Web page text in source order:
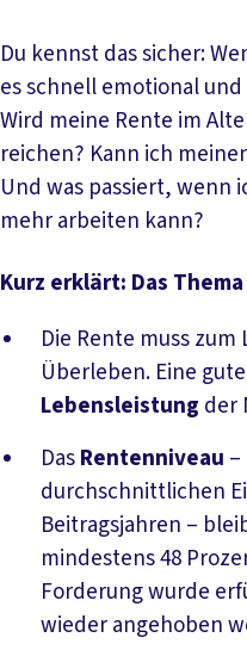
Du kennst das sicher:
es schnell emotional
Wird meine Rente im
reichen? Kann ich
Und was passiert, wenn
mehr arbeiten kann?
Kurz erklärt: Das
Die Rente muss
Überleben. Eine
Lebensleistung der
DasRentenniveau
durchschnittlichen
Beitragsjahren –
mindestens 48
Forderung wurde
wieder angehoben